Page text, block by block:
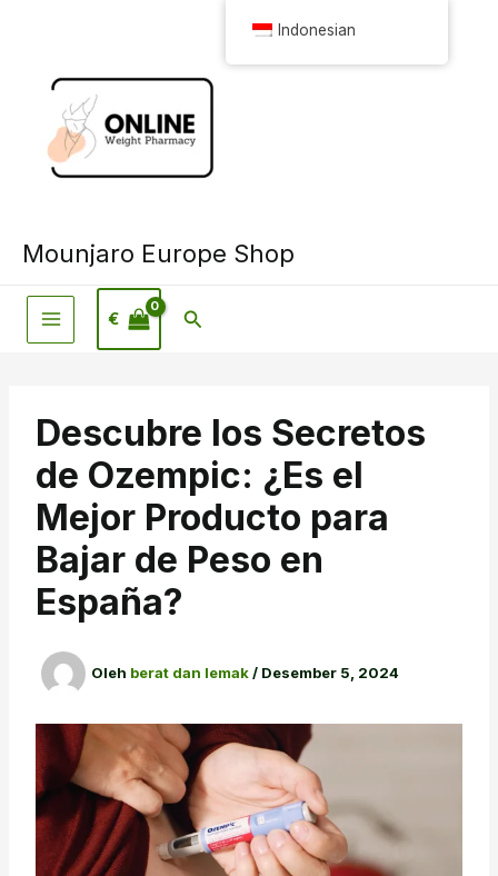
Mounjaro Europe Shop
€ Pencarian
Descubre los Secretos
de Ozempic: ¿Es el
Mejor Producto para
Bajar de Peso en
España?
Oleh berat dan lemak/ Desember 5, 2024
Indonesian